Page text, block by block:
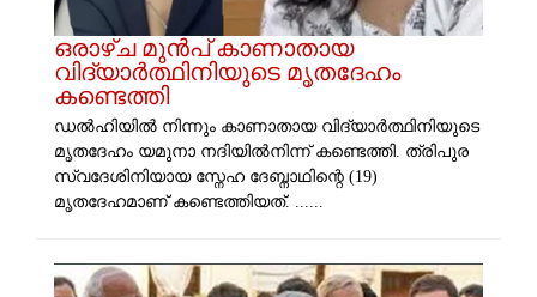
ഒരാഴ്ച മുൻപ് കാണാതായ
വിദ്യാർത്ഥിനിയുടെ മൃതദേഹം
കണ്ടെത്തി
ഡൽഹിയിൽ നിന്നും കാണാതായ വിദ്യാർത്ഥിനിയുടെ
മൃതദേഹം യമുനാ നദിയിൽനിന്ന് കണ്ടെത്തി. ത്രിപുര
സ്വദേശിനിയായ സ്നേഹ ദേബ്നാഥിന്റെ (19)
മൃതദേഹമാണ് കണ്ടെത്തിയത്. ......